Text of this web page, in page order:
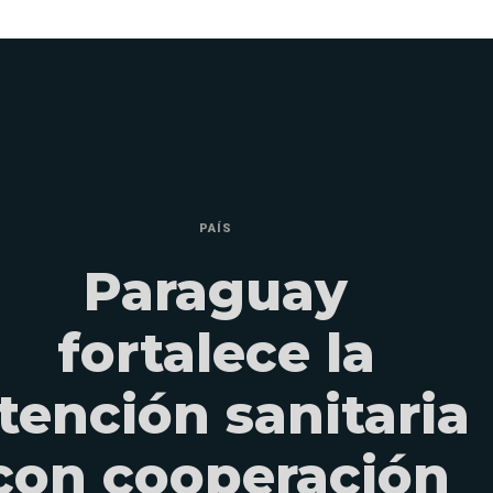
PAÍS
Paraguay
fortalece la
sanitaria
cooperación